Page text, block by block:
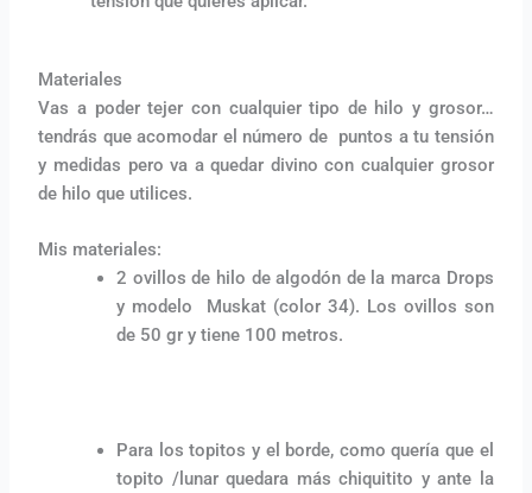
Materiales
Vas a poder tejer con cualquier tipo de hilo y grosor…
tendrás que acomodar el número de puntos a tu tensión
y medidas pero va a quedar divino con cualquier grosor
de hilo que utilices.
Mis materiales:
2 ovillos de hilo de algodón de la marca Drops
y modelo Muskat (color 34). Los ovillos son
de 50 gr y tiene 100 metros.
Para los topitos y el borde, como quería que el
topito /lunar quedara más chiquitito y ante la